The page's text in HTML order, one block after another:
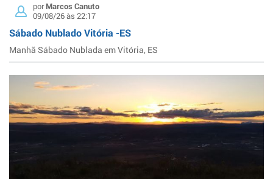
porMarcos Canuto
09/08/26 às 22:17
Sábado Nublado Vitória -ES
Manhã Sábado Nublada em Vitória, ES